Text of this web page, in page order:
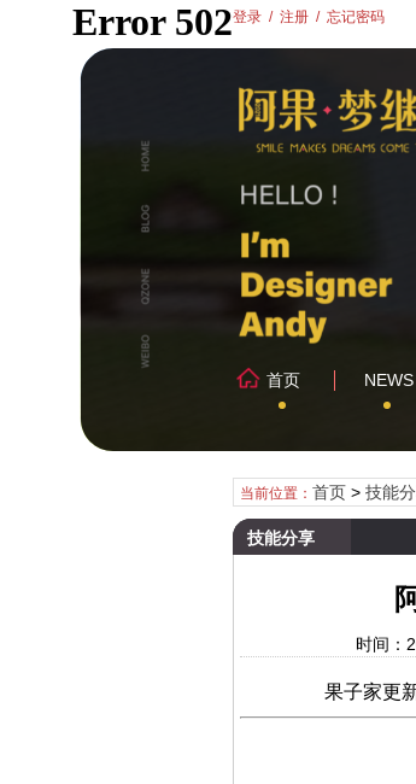
登录/ 注册/ 忘记密码
首页 NEWS
当前位置： 首页> 技能
技能分享
时间：
果子家更新于2026/